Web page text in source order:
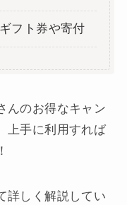
フト券や寄付
んのお得なキャン
上手に利用すれば
詳しく解説してい